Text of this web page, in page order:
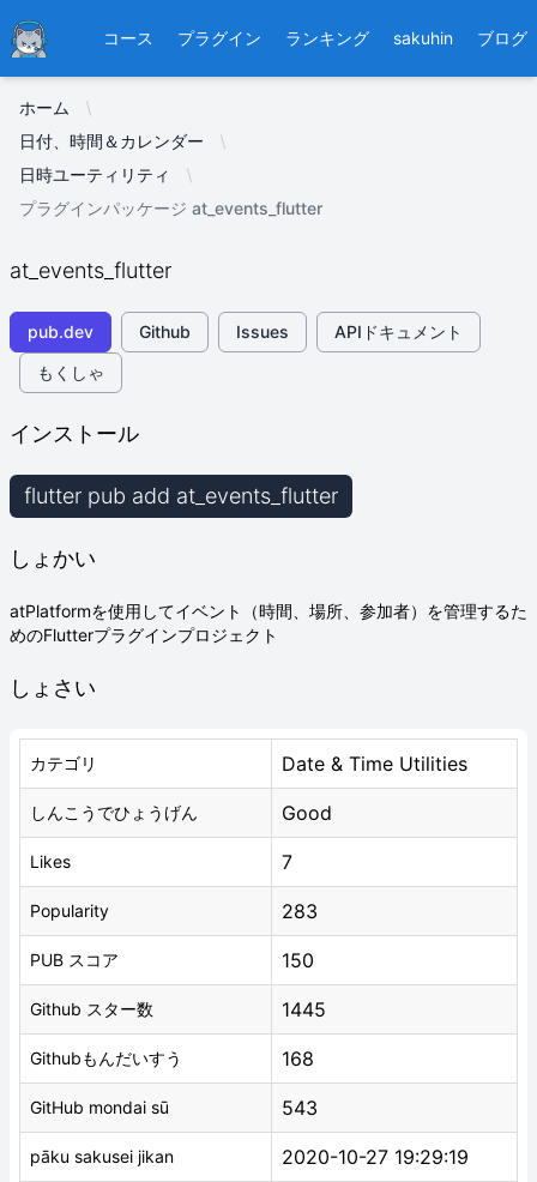
Ducafecat コース プラグイン ランキング sakuhin ブログ
ホーム
日付、時間＆カレンダー
日時ユーティリティ
プラグインパッケージ at_events_flutter
at_events_flutter
pub.dev Github Issues
APIドキュメント
もくしゃ
インストール
flutter pub add at_events_flutter
しょかい
atPlatformを使用してイベント（時間、場所、参加者）を管理するた
めのFlutterプラグインプロジェクト
しょさい
カテゴリ Date & Time Utilities
しんこうでひょうげん Good
Likes 7
Popularity 283
PUB スコア 150
Github スター数 1445
Githubもんだいすう 168
GitHub mondai sū 543
pāku sakusei jikan 2020-10-27 19:29:19